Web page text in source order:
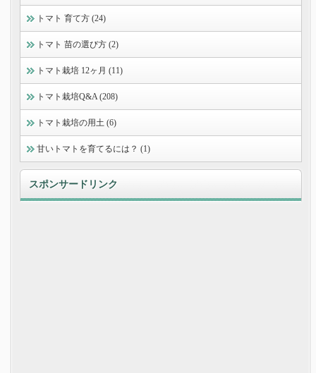
トマト 育て方 (24)
トマト 苗の選び方 (2)
トマト栽培 12ヶ月 (11)
トマト栽培Q&A (208)
トマト栽培の用土 (6)
甘いトマトを育てるには？ (1)
スポンサードリンク